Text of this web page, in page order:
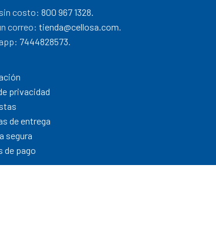
costo:800 967 1328.
correo:tienda@cellosa.com.
7444828573.
privacidad
de entrega
segura
de pago